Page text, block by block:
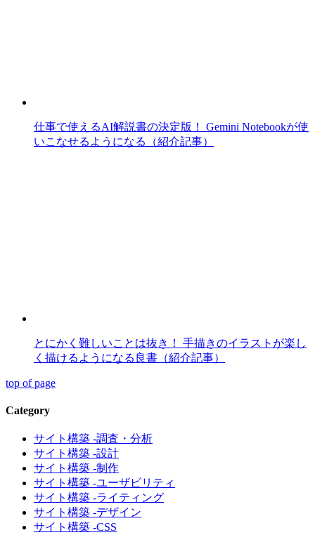
仕事で使えるAI解説書の決定版！ Gemini Notebookが使
いこなせるようになる（紹介記事）
とにかく難しいことは抜き！ 手描きのイラストが楽し
く描けるようになる良書（紹介記事）
top of page
Category
サイト構築 -調査・分析
サイト構築 -設計
サイト構築 -制作
サイト構築 -ユーザビリティ
サイト構築 -ライティング
サイト構築 -デザイン
サイト構築 -CSS